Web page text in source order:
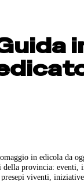
in edicola da
della provincia:
viventi,